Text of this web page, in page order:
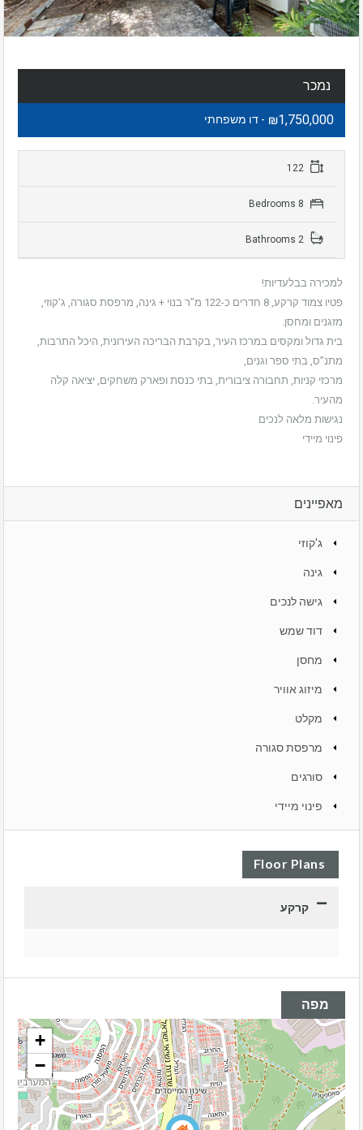
נמכר
₪1,750,000 - דו משפחתי
למכירה בבלעדיות!
פטיו צמוד קרקע, 8 חדרים כ-122 מ”ר בנוי + גינה, מרפסת סגורה, ג’קוזי,
מזגנים ומחסן.
בית גדול ומקסים במרכז העיר, בקרבת הבריכה העירונית, היכל התרבות,
מתנ”ס, בתי ספר וגנים,
מרכזי קניות, תחבורה ציבורית, בתי כנסת ופארק משחקים, יציאה קלה
מהעיר.
נגישות מלאה לנכים
פינוי מיידי
מאפיינים
ג'קוזי
גינה
גישה לנכים
דוד שמש
מחסן
מיזוג אוויר
מקלט
מרפסת סגורה
סורגים
פינוי מיידי
Floor Plans
קרקע
מפה
+
−